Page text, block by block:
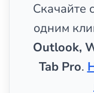
Скачайте
одним
Outlook,
Tab Pro.